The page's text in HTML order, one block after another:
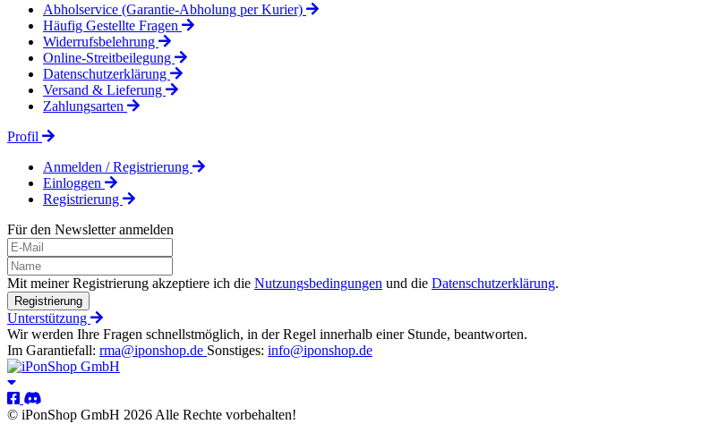
Abholservice (Garantie-Abholung per Kurier)
Häufig Gestellte Fragen
Widerrufsbelehrung
Online-Streitbeilegung
Datenschutzerklärung
Versand & Lieferung
Zahlungsarten
Profil
Anmelden / Registrierung
Einloggen
Registrierung
Für den Newsletter anmelden
Mit meiner Registrierung akzeptiere ich die Nutzungsbedingungen und die Datenschutzerklärung.
Registrierung
Unterstützung
Wir werden Ihre Fragen schnellstmöglich, in der Regel innerhalb einer Stunde, beantworten.
Im Garantiefall: rma@iponshop.de Sonstiges: info@iponshop.de
© iPonShop GmbH 2026 Alle Rechte vorbehalten!